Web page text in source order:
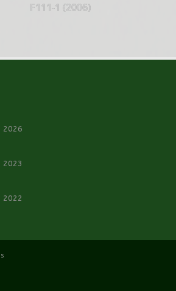
F111-1 (2006)
2026
2023
2022